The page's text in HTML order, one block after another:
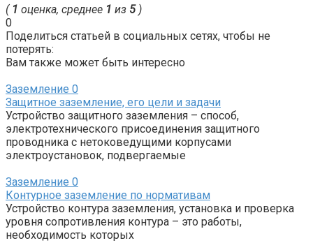
( 1 оценка, среднее 1 из 5)
0
Поделиться статьей в социальных сетях, чтобы не
потерять:
Вам также может быть интересно
Заземление 0
Защитное заземление, его цели и задачи
Устройство защитного заземления – способ,
электротехнического присоединения защитного
проводника с нетоковедущими корпусами
электроустановок, подвергаемые
Заземление 0
Контурное заземление по нормативам
Устройство контура заземления, установка и проверка
уровня сопротивления контура – это работы,
необходимость которых